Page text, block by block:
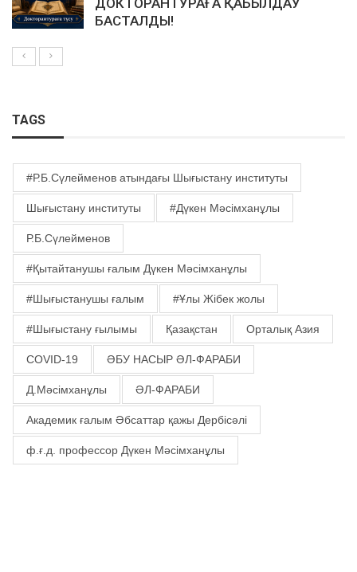
БАСТАЛДЫ!
TAGS
#Р.Б.Сүлейменов атындағы Шығыстану институты
Шығыстану институты #Дүкен Мәсімханұлы
Р.Б.Сүлейменов
#Қытайтанушы ғалым Дүкен Мәсімханұлы
#Шығыстанушы ғалым #Ұлы Жібек жолы
#Шығыстану ғылымы Қазақстан Орталық Азия
COVID-19 ӘБУ НАСЫР ӘЛ-ФАРАБИ
Д.Мәсімханұлы ӘЛ-ФАРАБИ
Академик ғалым Әбсаттар қажы Дербісәлі
ф.ғ.д. профессор Дүкен Мәсімханұлы